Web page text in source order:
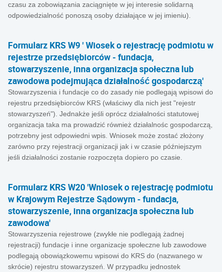
czasu za zobowiązania zaciągnięte w jej interesie solidarną
odpowiedzialność ponoszą osoby działające w jej imieniu).
Formularz KRS W9 ' Wiosek o rejestrację podmiotu w
rejestrze przedsiębiorców - fundacja,
stowarzyszenie, inna organizacja społeczna lub
zawodowa podejmująca działalność gospodarczą'
Stowarzyszenia i fundacje co do zasady nie podlegają wpisowi do
rejestru przedsiębiorców KRS (właściwy dla nich jest "rejestr
stowarzyszeń"). Jednakże jeśli oprócz działalności statutowej
organizacja taka ma prowadzić również działalnośc gospodarczą,
potrzebny jest odpowiedni wpis. Wniosek może zostać złożony
zarówno przy rejestracji organizacji jak i w czasie późniejszym
jeśli działalności zostanie rozpoczęta dopiero po czasie.
Formularz KRS W20 'Wniosek o rejestrację podmiotu
w Krajowym Rejestrze Sądowym - fundacja,
stowarzyszenie, inna organizacja społeczna lub
zawodowa'
Stowarzyszenia rejestrowe (zwykłe nie podlegają żadnej
rejestracji) fundacje i inne organizacje społeczne lub zawodowe
podlegają obowiązkowemu wpisowi do KRS do (nazwanego w
skrócie) rejestru stowarzyszeń. W przypadku jednostek